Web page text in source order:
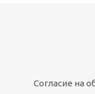
Согласие на